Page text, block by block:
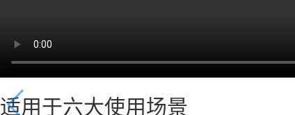
适用于六大使用场景